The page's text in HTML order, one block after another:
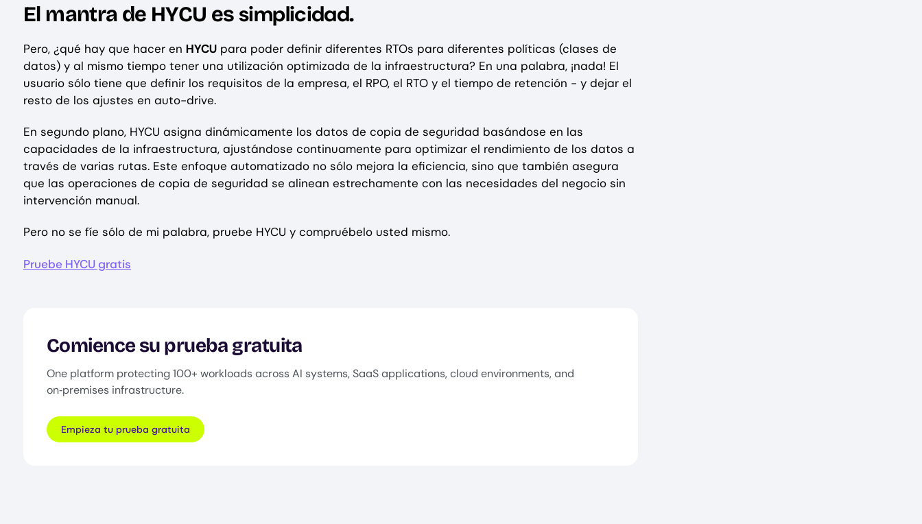
El mantra de HYCU essimplicidad.
Pero, ¿qué hay que hacer en HYCU para poder definir diferentes RTOs para diferentes políticas (clases de
datos) y al mismo tiempo tener una utilización optimizada de la infraestructura? En una palabra, ¡nada! El
usuario sólo tiene que definir los requisitos de la empresa, el RPO, el RTO y el tiempo de retención - y dejar el
resto de los ajustes en auto-drive.
En segundo plano, HYCU asigna dinámicamente los datos de copia de seguridad basándose en las
capacidades de la infraestructura, ajustándose continuamente para optimizar el rendimiento de los datos a
través de varias rutas. Este enfoque automatizado no sólo mejora la eficiencia, sino que también asegura
que las operaciones de copia de seguridad se alinean estrechamente con las necesidades del negocio sin
intervención manual.
Pero no se fíe sólo de mi palabra, pruebe HYCU y compruébelo usted mismo.
Pruebe HYCU gratis
Comience su prueba gratuita
One platform protecting 100+ workloads across AI systems, SaaS applications, cloud environments, and
on‑premises infrastructure.
Empieza tu prueba gratuita